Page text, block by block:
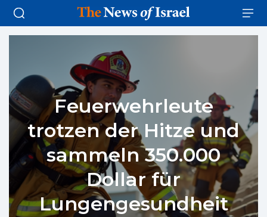
Feuerwehrleute
trotzen der Hitze und
sammeln 350.000
Dollar für
Lungengesundheit